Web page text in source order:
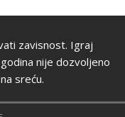
zavisnost. Igraj
nije dozvoljeno
sreću.